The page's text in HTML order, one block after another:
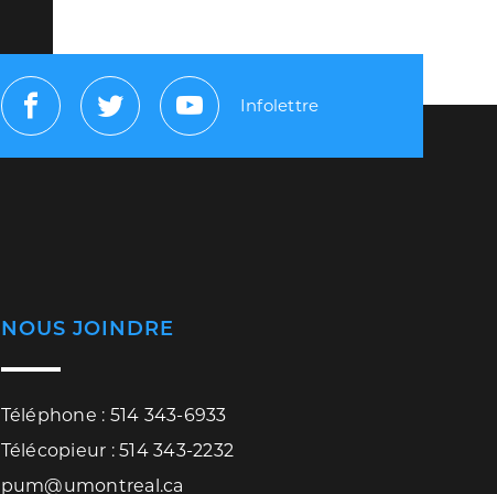
FacebookTwitterYoutube
Infolettre
NOUS JOINDRE
Téléphone : 514 343-6933
Télécopieur : 514 343-2232
pum@umontreal.ca